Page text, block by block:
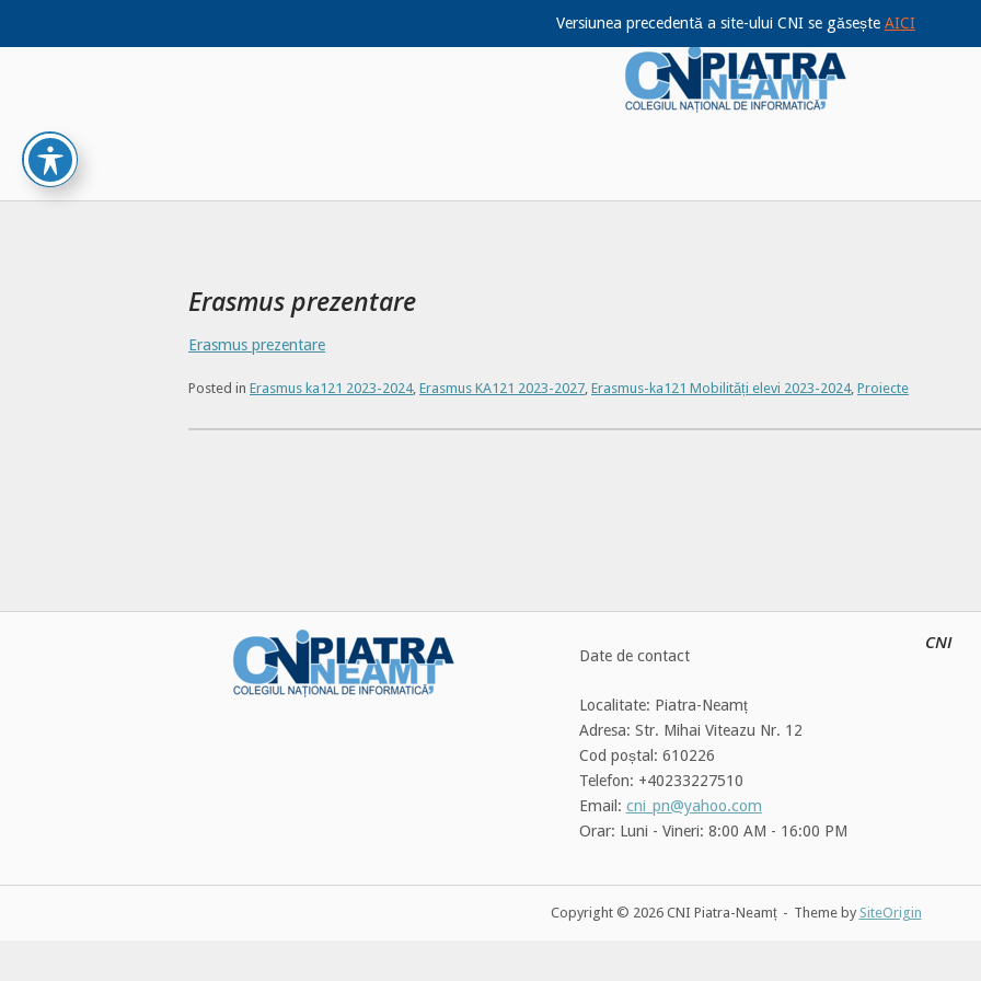
Versiunea precedentă a site-ului CNI se găsește AICI
Home
Erasmus prezentare
Erasmus prezentare
Posted in Erasmus ka121 2023-2024, Erasmus KA121 2023-2027, Erasmus-ka121 Mobilități elevi 2023-2024, Proiecte
Date de contact
Localitate: Piatra-Neamț
Adresa: Str. Mihai Viteazu Nr. 12
Cod poștal: 610226
Telefon: +40233227510
Email: cni_pn@yahoo.com
Orar: Luni - Vineri: 8:00 AM - 16:00 PM
CNI
Copyright © 2026 CNI Piatra-Neamț Theme by SiteOrigin